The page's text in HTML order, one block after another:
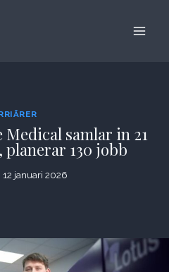
samlar in 21
130 jobb
12 januari 2026